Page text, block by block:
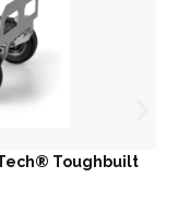
Toughbuilt